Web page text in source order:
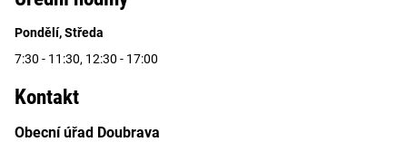
Pondělí, Středa
7:30 - 11:30, 12:30 - 17:00
Kontakt
Obecní úřad Doubrava